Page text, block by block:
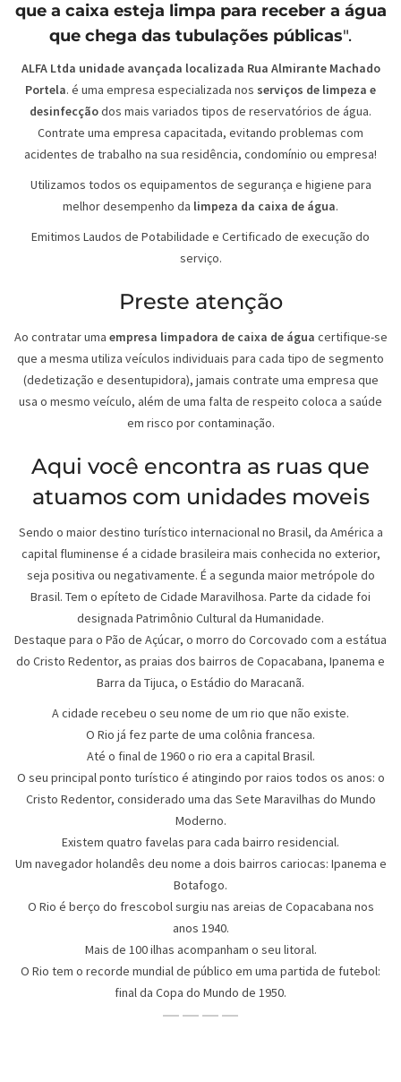
que a caixa esteja limpa para receber a água
que chega das tubulações públicas".
ALFA Ltda unidade avançada localizada Rua Almirante Machado
Portela. é uma empresa especializada nos serviços de limpeza e
desinfecçãodos mais variados tipos de reservatórios de água.
Contrate uma empresa capacitada, evitando problemas com
acidentes de trabalho na sua residência, condomínio ou empresa!
Utilizamos todos os equipamentos de segurança e higiene para
melhor desempenho da limpeza da caixa de água.
Emitimos Laudos de Potabilidade e Certificado de execução do
serviço.
Preste atenção
Ao contratar uma empresa limpadora de caixa de água certifique-se
que a mesma utiliza veículos individuais para cada tipo de segmento
(dedetização e desentupidora), jamais contrate uma empresa que
usa o mesmo veículo, além de uma falta de respeito coloca a saúde
em risco por contaminação.
Aqui você encontra as ruas que
atuamos com unidades moveis
Sendo o maior destino turístico internacional no Brasil, da América a
capital fluminense é a cidade brasileira mais conhecida no exterior,
seja positiva ou negativamente. É a segunda maior metrópole do
Brasil. Tem o epíteto de Cidade Maravilhosa. Parte da cidade foi
designada Patrimônio Cultural da Humanidade.
Destaque para o Pão de Açúcar, o morro do Corcovado com a estátua
do Cristo Redentor, as praias dos bairros de Copacabana, Ipanema e
Barra da Tijuca, o Estádio do Maracanã.
A cidade recebeu o seu nome de um rio que não existe.
O Rio já fez parte de uma colônia francesa.
Até o final de 1960 o rio era a capital Brasil.
O seu principal ponto turístico é atingindo por raios todos os anos: o
Cristo Redentor, considerado uma das Sete Maravilhas do Mundo
Moderno.
Existem quatro favelas para cada bairro residencial.
Um navegador holandês deu nome a dois bairros cariocas: Ipanema e
Botafogo.
O Rio é berço do frescobol surgiu nas areias de Copacabana nos
anos 1940.
Mais de 100 ilhas acompanham o seu litoral.
O Rio tem o recorde mundial de público em uma partida de futebol:
final da Copa do Mundo de 1950.